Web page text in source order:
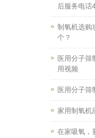
后服务电
制氧机选购
个？
医用分子筛
用视频
医用分子筛
家用制氧机
在家吸氧，